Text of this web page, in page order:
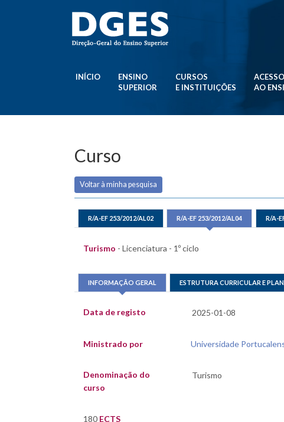
INÍCIO
ENSINO
SUPERIOR
CURSOS
E INSTITUIÇÕES
ACESSO
AO
Curso
Voltar à minha pesquisa
R/A-EF 253/2012/AL02 R/A-EF 253/2012/AL04 R/A-
Turismo - Licenciatura - 1º ciclo
INFORMAÇÃO GERAL ESTRUTURA CURRICULAR E
Data de registo
Ministrado por Universidade
Denominação do
curso
180 ECTS